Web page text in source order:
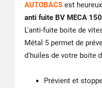
AUTOBACS est
anti fuite BV MECA
L'anti-fuite boite de
Métal 5 permet de
d'huiles de votre boite
Prévient et